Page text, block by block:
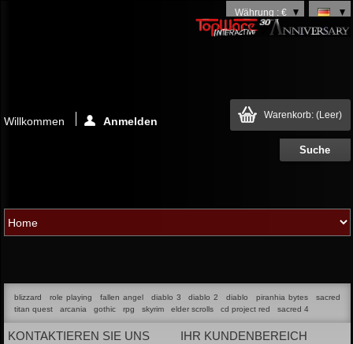
Währung : €
Warenkorb: (Leer)
Willkommen Anmelden
blizzard role playing fallen angel diablo 3 diablo 2 diablo piranhia bytes
sacred
titan quest
arcania gothic rpg skyrim elder scrolls cd project red sacred 4
KONTAKTIEREN SIE UNS IHR KUNDENBEREICH